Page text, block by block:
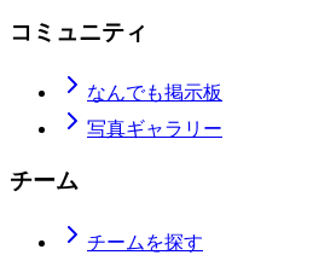
コミュニティ
なんでも掲示板
写真ギャラリー
チーム
チームを探す